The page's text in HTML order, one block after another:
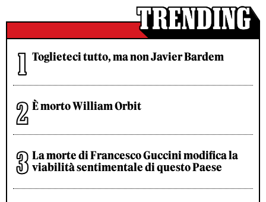
Toglieteci tutto, ma non Javier Bardem
È morto William Orbit
La morte di Francesco Guccini modifica la
viabilità sentimentale di questo Paese